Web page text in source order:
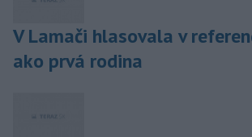
V Lamači hlasovala v
ako prvá rodina